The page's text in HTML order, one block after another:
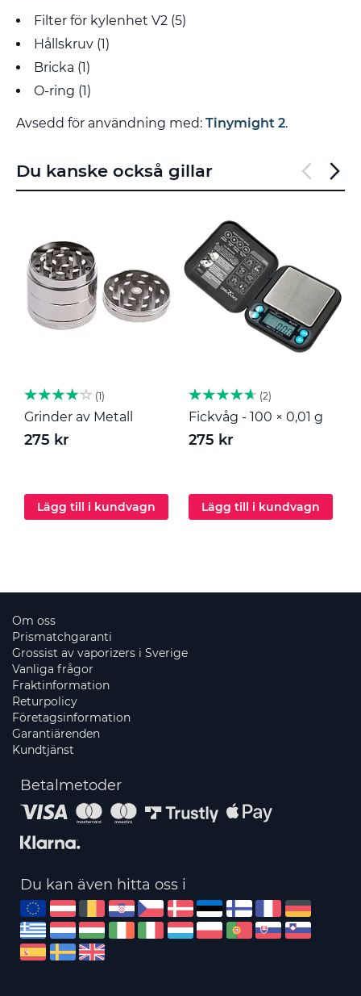
Filter för kylenhet V2 (5)
Hållskruv (1)
Bricka (1)
O-ring (1)
Avsedd för användning med: Tinymight 2.
Du kanske också gillar
1
Grinder av Metall
275 kr
Lägg till i kundvagn
2
Fickvåg - 100 × 0,01 g
275 kr
Lägg till i kundvagn
Om oss
Prismatchgaranti
Grossist av vaporizers i Sverige
Vanliga frågor
Fraktinformation
Returpolicy
Företagsinformation
Garantiärenden
Kundtjänst
Betalmetoder
Du kan även hitta oss i